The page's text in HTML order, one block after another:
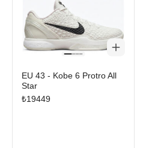
EU 43 - Kobe 6 Protro All
Star
₺19449